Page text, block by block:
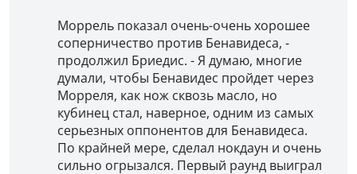
Моррель показал очень-очень хорошее
соперничество против Бенавидеса, -
продолжил Бриедис. - Я думаю, многие
думали, чтобы Бенавидес пройдет через
Морреля, как нож сквозь масло, но
кубинец стал, наверное, одним из самых
серьезных оппонентов для Бенавидеса.
По крайней мере, сделал нокдаун и очень
сильно огрызался. Первый раунд выиграл